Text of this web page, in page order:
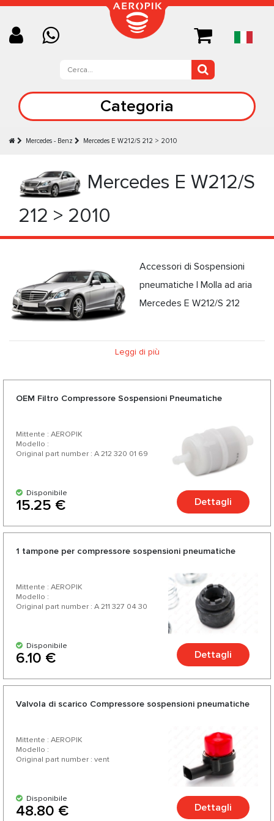
Categoria
Mercedes - Benz Mercedes E W212/S 212 > 2010
Mercedes E W212/S
212 > 2010
Accessori di Sospensioni
pneumatiche | Molla ad aria
Mercedes E W212/S 212
Leggi di più
OEM Filtro Compressore Sospensioni Pneumatiche
Mittente : AEROPIK
Modello :
Original part number : A 212 320 01 69
Disponibile
15.25 € Dettagli
1 tampone per compressore sospensioni pneumatiche
Mittente : AEROPIK
Modello :
Original part number : A 211 327 04 30
Disponibile
6.10 € Dettagli
Valvola di scarico Compressore sospensioni pneumatiche
Mittente : AEROPIK
Modello :
Original part number : vent
Disponibile
48.80 € Dettagli